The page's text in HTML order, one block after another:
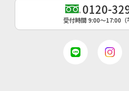
0120-
受付時間 9:00〜17:00（